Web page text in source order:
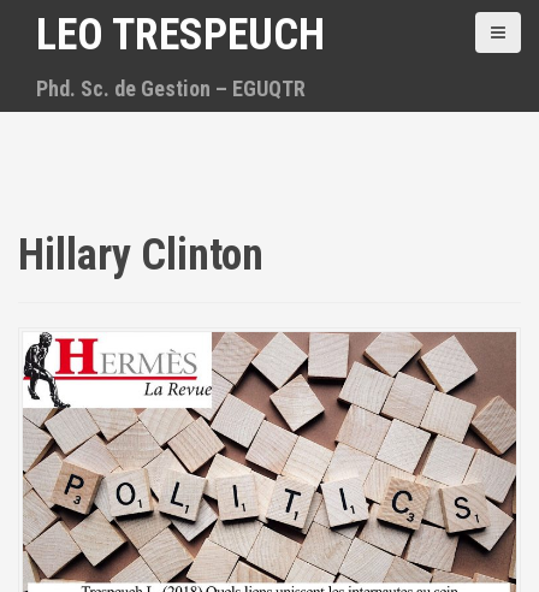
r
LEO TRESPEUCH
Phd. Sc. de Gestion – EGUQTR
Hillary Clinton